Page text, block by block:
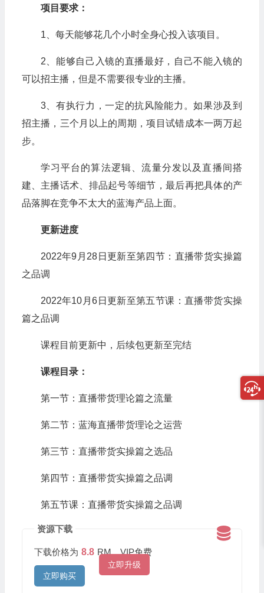
项目要求：
1、每天能够花几个小时全身心投入该项目。
2、能够自己入镜的直播最好，自己不能入镜的
可以招主播，但是不需要很专业的主播。
3、有执行力，一定的抗风险能力。如果涉及到
招主播，三个月以上的周期，项目试错成本一两万起
步。
学习平台的算法逻辑、流量分发以及直播间搭
建、主播话术、排品起号等细节，最后再把具体的产
品落脚在竞争不太大的蓝海产品上面。
更新进度
2022年9月28日更新至第四节：直播带货实操篇
之品调
2022年10月6日更新至第五节课：直播带货实操
篇之品调
课程目前更新中，后续包更新至完结
课程目录：
第一节：直播带货理论篇之流量
第二节：蓝海直播带货理论之运营
第三节：直播带货实操篇之选品
第四节：直播带货实操篇之品调
第五节课：直播带货实操篇之品调
资源下载
下载价格为 8.8 RM，VIP免费
立即升级
立即购买